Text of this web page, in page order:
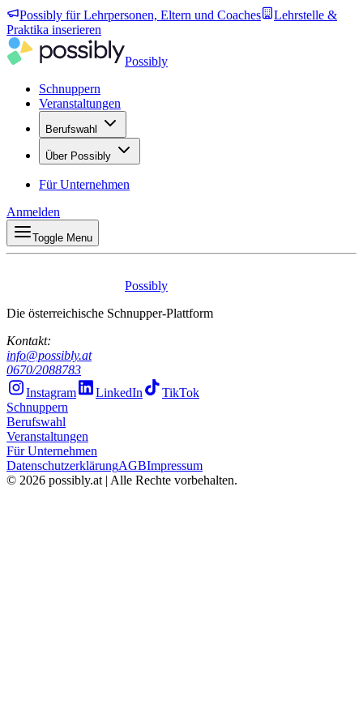
Possibly für Lehrpersonen, Eltern und Coaches
Lehrstelle &
Praktika inserieren
Possibly
Schnuppern
Veranstaltungen
Berufswahl
Über Possibly
Für Unternehmen
Anmelden
Toggle Menu
Possibly
Die österreichische Schnupper-Plattform
Kontakt:
info@possibly.at
0670/2088783
Instagram
LinkedIn
TikTok
Schnuppern
Berufswahl
Veranstaltungen
Für Unternehmen
DatenschutzerklärungAGBImpressum
© 2026 possibly.at | Alle Rechte vorbehalten.